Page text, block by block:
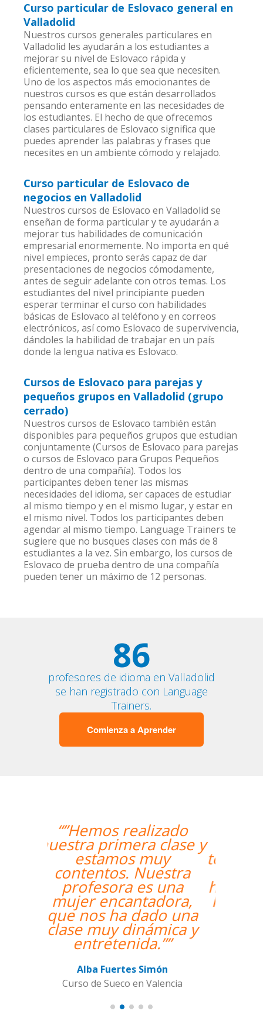
Curso particular de Eslovaco general en
Valladolid
Nuestros cursos generales particulares en
Valladolid les ayudarán a los estudiantes a
mejorar su nivel de Eslovaco rápida y
eficientemente, sea lo que sea que necesiten.
Uno de los aspectos más emocionantes de
nuestros cursos es que están desarrollados
pensando enteramente en las necesidades de
los estudiantes. El hecho de que ofrecemos
clases particulares de Eslovaco significa que
puedes aprender las palabras y frases que
necesites en un ambiente cómodo y relajado.
Curso particular de Eslovaco de
negocios en Valladolid
Nuestros cursos de Eslovaco en Valladolid se
enseñan de forma particular y te ayudarán a
mejorar tus habilidades de comunicación
empresarial enormemente. No importa en qué
nivel empieces, pronto serás capaz de dar
presentaciones de negocios cómodamente,
antes de seguir adelante con otros temas. Los
estudiantes del nivel principiante pueden
esperar terminar el curso con habilidades
básicas de Eslovaco al teléfono y en correos
electrónicos, así como Eslovaco de supervivencia,
dándoles la habilidad de trabajar en un país
donde la lengua nativa es Eslovaco.
Cursos de Eslovaco para parejas y
pequeños grupos en Valladolid (grupo
cerrado)
Nuestros cursos de Eslovaco también están
disponibles para pequeños grupos que estudian
conjuntamente (Cursos de Eslovaco para parejas
o cursos de Eslovaco para Grupos Pequeños
dentro de una compañía). Todos los
participantes deben tener las mismas
necesidades del idioma, ser capaces de estudiar
al mismo tiempo y en el mismo lugar, y estar en
el mismo nivel. Todos los participantes deben
agendar al mismo tiempo. Language Trainers te
sugiere que no busques clases con más de 8
estudiantes a la vez. Sin embargo, los cursos de
Eslovaco de prueba dentro de una compañía
pueden tener un máximo de 12 personas.
86
profesores de idioma en Valladolid
se han registrado con Language
Trainers.
Comienza a Aprender
“”The course is going
well and Eugenia, my
teacher, is fantastic. My
communication skills
have improved greatly.
I'm really enjoying the
lessons!””
Miguel Eufrasio
Groupe GM